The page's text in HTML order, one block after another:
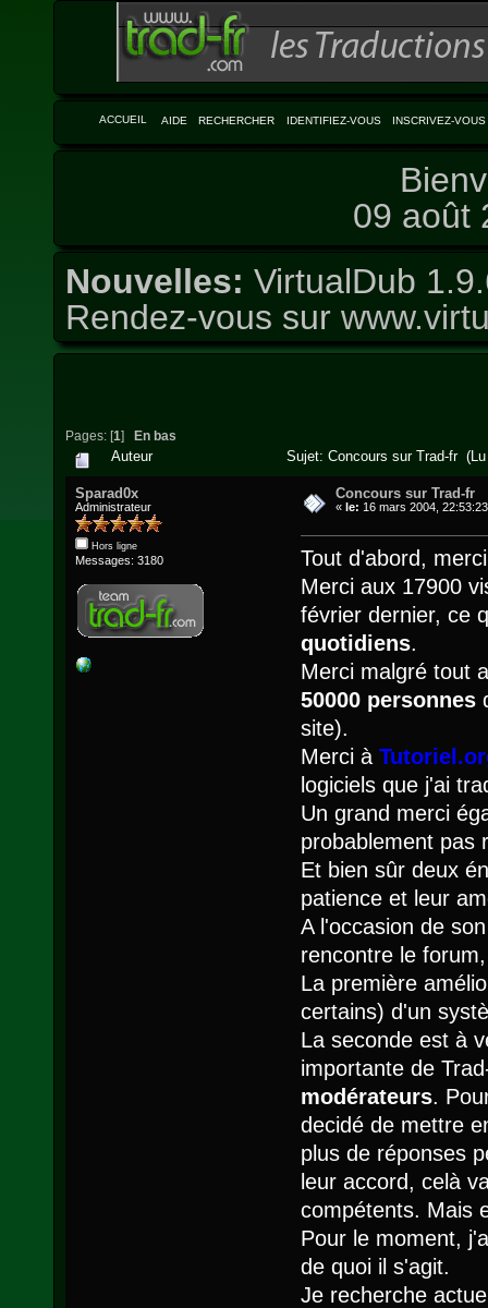
ACCUEIL AIDE RECHERCHER IDENTIFIEZ-VOUS INSCRIVEZ-VOUS
09 août
Nouvelles: VirtualDub
Rendez-vous sur
Pages: [1] En bas
Auteur Sujet: Concours sur Trad-fr
Sparad0x
Administrateur
Hors ligne
Messages: 3180
Concours sur Trad-fr
«le: 16 mars 2004,
Tout d'abord,
Merci aux 17900
février dernier, ce
quotidiens.
Merci malgré tout
50000 personnes
site).
Merci à
logiciels que j'ai
Un grand merci
probablement pas
Et bien sûr deux
patience et leur
A l'occasion de
rencontre le
La première
certains) d'un
La seconde est à
importante de
modérateurs.
decidé de mettre
plus de réponses
leur accord, celà
compétents. Mais
Pour le moment,
de quoi il s'agit.
Je recherche